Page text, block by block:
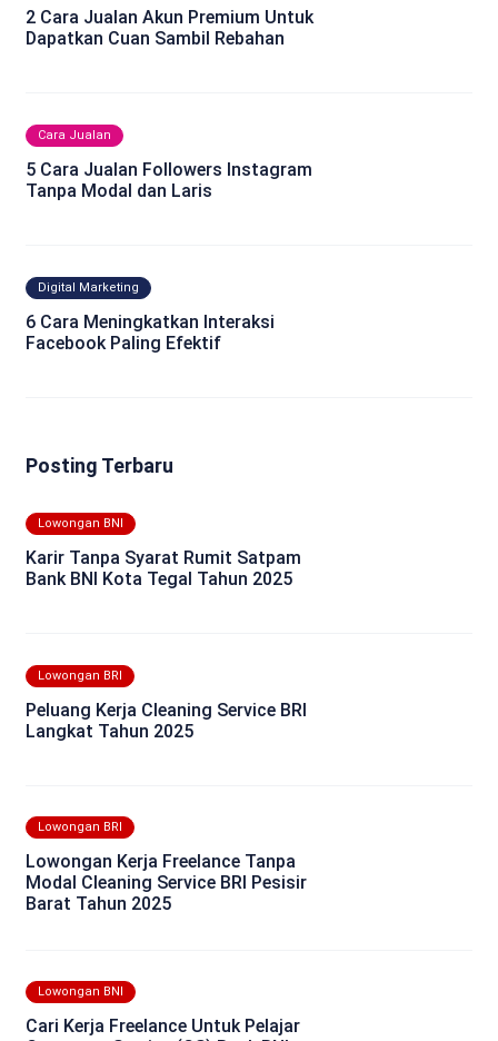
2 Cara Jualan Akun Premium Untuk
Dapatkan Cuan Sambil Rebahan
Cara Jualan
5 Cara Jualan Followers Instagram
Tanpa Modal dan Laris
Digital Marketing
6 Cara Meningkatkan Interaksi
Facebook Paling Efektif
Posting Terbaru
Lowongan BNI
Karir Tanpa Syarat Rumit Satpam
Bank BNI Kota Tegal Tahun 2025
Lowongan BRI
Peluang Kerja Cleaning Service BRI
Langkat Tahun 2025
Lowongan BRI
Lowongan Kerja Freelance Tanpa
Modal Cleaning Service BRI Pesisir
Barat Tahun 2025
Lowongan BNI
Cari Kerja Freelance Untuk Pelajar